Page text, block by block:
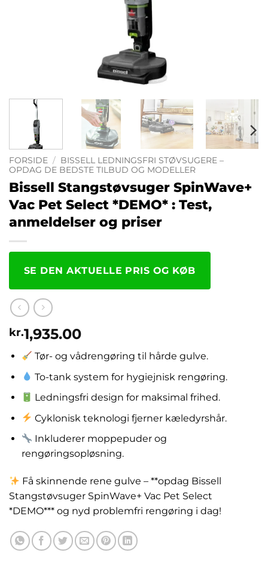
FORSIDE / BISSELL LEDNINGSFRI STØVSUGERE –
OPDAG DE BEDSTE TILBUD OG MODELLER
Bissell Stangstøvsuger SpinWave+
Vac Pet Select *DEMO* : Test,
anmeldelser og priser
SE DEN AKTUELLE PRIS OG KØB
kr.1,935.00
Tør- og vådrengøring til hårde gulve.
To-tank system for hygiejnisk rengøring.
Ledningsfri design for maksimal frihed.
Cyklonisk teknologi fjerner kæledyrshår.
Inkluderer moppepuder og
rengøringsopløsning.
Få skinnende rene gulve – **opdag Bissell
Stangstøvsuger SpinWave+ Vac Pet Select
*DEMO*** og nyd problemfri rengøring i dag!